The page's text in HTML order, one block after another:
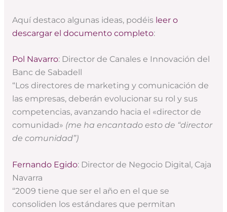
Aquí destaco algunas ideas, podéis leer o
descargar el documento completo:
Pol Navarro: Director de Canales e Innovación del
Banc de Sabadell
“Los directores de marketing y comunicación de
las empresas, deberán evolucionar su rol y sus
competencias, avanzando hacia el «director de
comunidad» (me ha encantado esto de “director
de comunidad”)
Fernando Egido: Director de Negocio Digital, Caja
Navarra
“2009 tiene que ser el año en el que se
consoliden los estándares que permitan